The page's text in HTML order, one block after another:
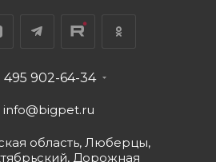
495 902-64-34
info@bigpet.ru
область, Люберцы,
Дорожная